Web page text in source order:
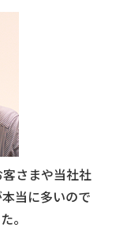
さまや当社社
当に多いので
。